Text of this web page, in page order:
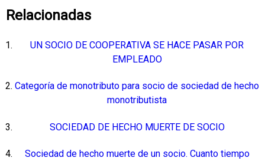
Relacionadas
UN SOCIO DE COOPERATIVA SE HACE PASAR POR
EMPLEADO
Categoría de monotributo para socio de sociedad de hecho
monotributista
SOCIEDAD DE HECHO MUERTE DE SOCIO
Sociedad de hecho muerte de un socio. Cuanto tiempo